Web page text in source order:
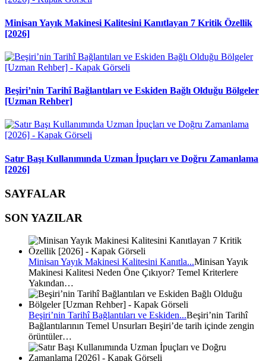
Minisan Yayık Makinesi Kalitesini Kanıtlayan 7 Kritik Özellik
[2026]
Beşiri’nin Tarihî Bağlantıları ve Eskiden Bağlı Olduğu Bölgeler
[Uzman Rehber]
Satır Başı Kullanımında Uzman İpuçları ve Doğru Zamanlama
[2026]
SAYFALAR
SON YAZILAR
Minisan Yayık Makinesi Kalitesini Kanıtla...Minisan Yayık
Makinesi Kalitesi Neden Öne Çıkıyor? Temel Kriterlere
Yakından…
Beşiri’nin Tarihî Bağlantıları ve Eskiden...Beşiri’nin Tarihî
Bağlantılarının Temel Unsurları Beşiri’de tarih içinde zengin
örüntüler…